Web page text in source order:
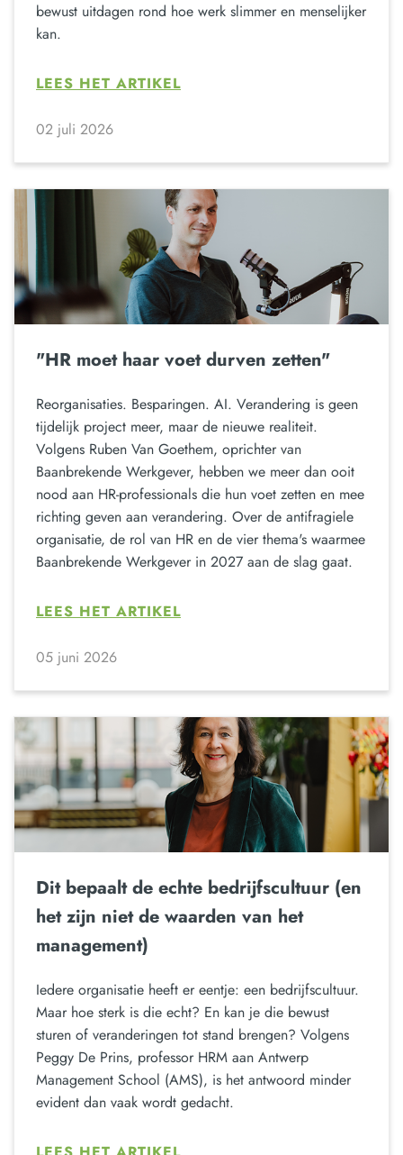
bewust uitdagen rond hoe werk slimmer en menselijker
kan.
LEES HET ARTIKEL
02 juli 2026
"HR moet haar voet durven zetten"
Reorganisaties. Besparingen. AI. Verandering is geen
tijdelijk project meer, maar de nieuwe realiteit.
Volgens Ruben Van Goethem, oprichter van
Baanbrekende Werkgever, hebben we meer dan ooit
nood aan HR-professionals die hun voet zetten en mee
richting geven aan verandering. Over de antifragiele
organisatie, de rol van HR en de vier thema's waarmee
Baanbrekende Werkgever in 2027 aan de slag gaat.
LEES HET ARTIKEL
05 juni 2026
Dit bepaalt de echte bedrijfscultuur (en
het zijn niet de waarden van het
management)
Iedere organisatie heeft er eentje: een bedrijfscultuur.
Maar hoe sterk is die echt? En kan je die bewust
sturen of veranderingen tot stand brengen? Volgens
Peggy De Prins, professor HRM aan Antwerp
Management School (AMS), is het antwoord minder
evident dan vaak wordt gedacht.